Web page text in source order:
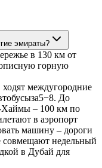
эмираты?
в 130 км от
горную
ходят междугородние
До
Хаймы – 100 км по
в аэропорт
машину – дороги
недельный
в Дубай для